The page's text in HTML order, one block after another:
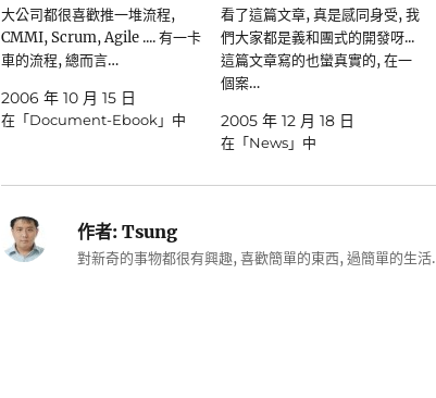
大公司都很喜歡推一堆流程,
CMMI, Scrum, Agile .... 有一卡
車的流程, 總而言…
2006 年 10 月 15 日
在「Document-Ebook」中
看了這篇文章, 真是感同身受, 我
們大家都是義和團式的開發呀...
這篇文章寫的也蠻真實的, 在一
個案…
2005 年 12 月 18 日
在「News」中
作者:Tsung
對新奇的事物都很有興趣, 喜歡簡單的東西, 過簡單的生活.